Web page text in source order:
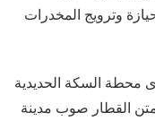
وترويج المخدرات
محطة السكة الحديدية
متن القطار صوب مدينة